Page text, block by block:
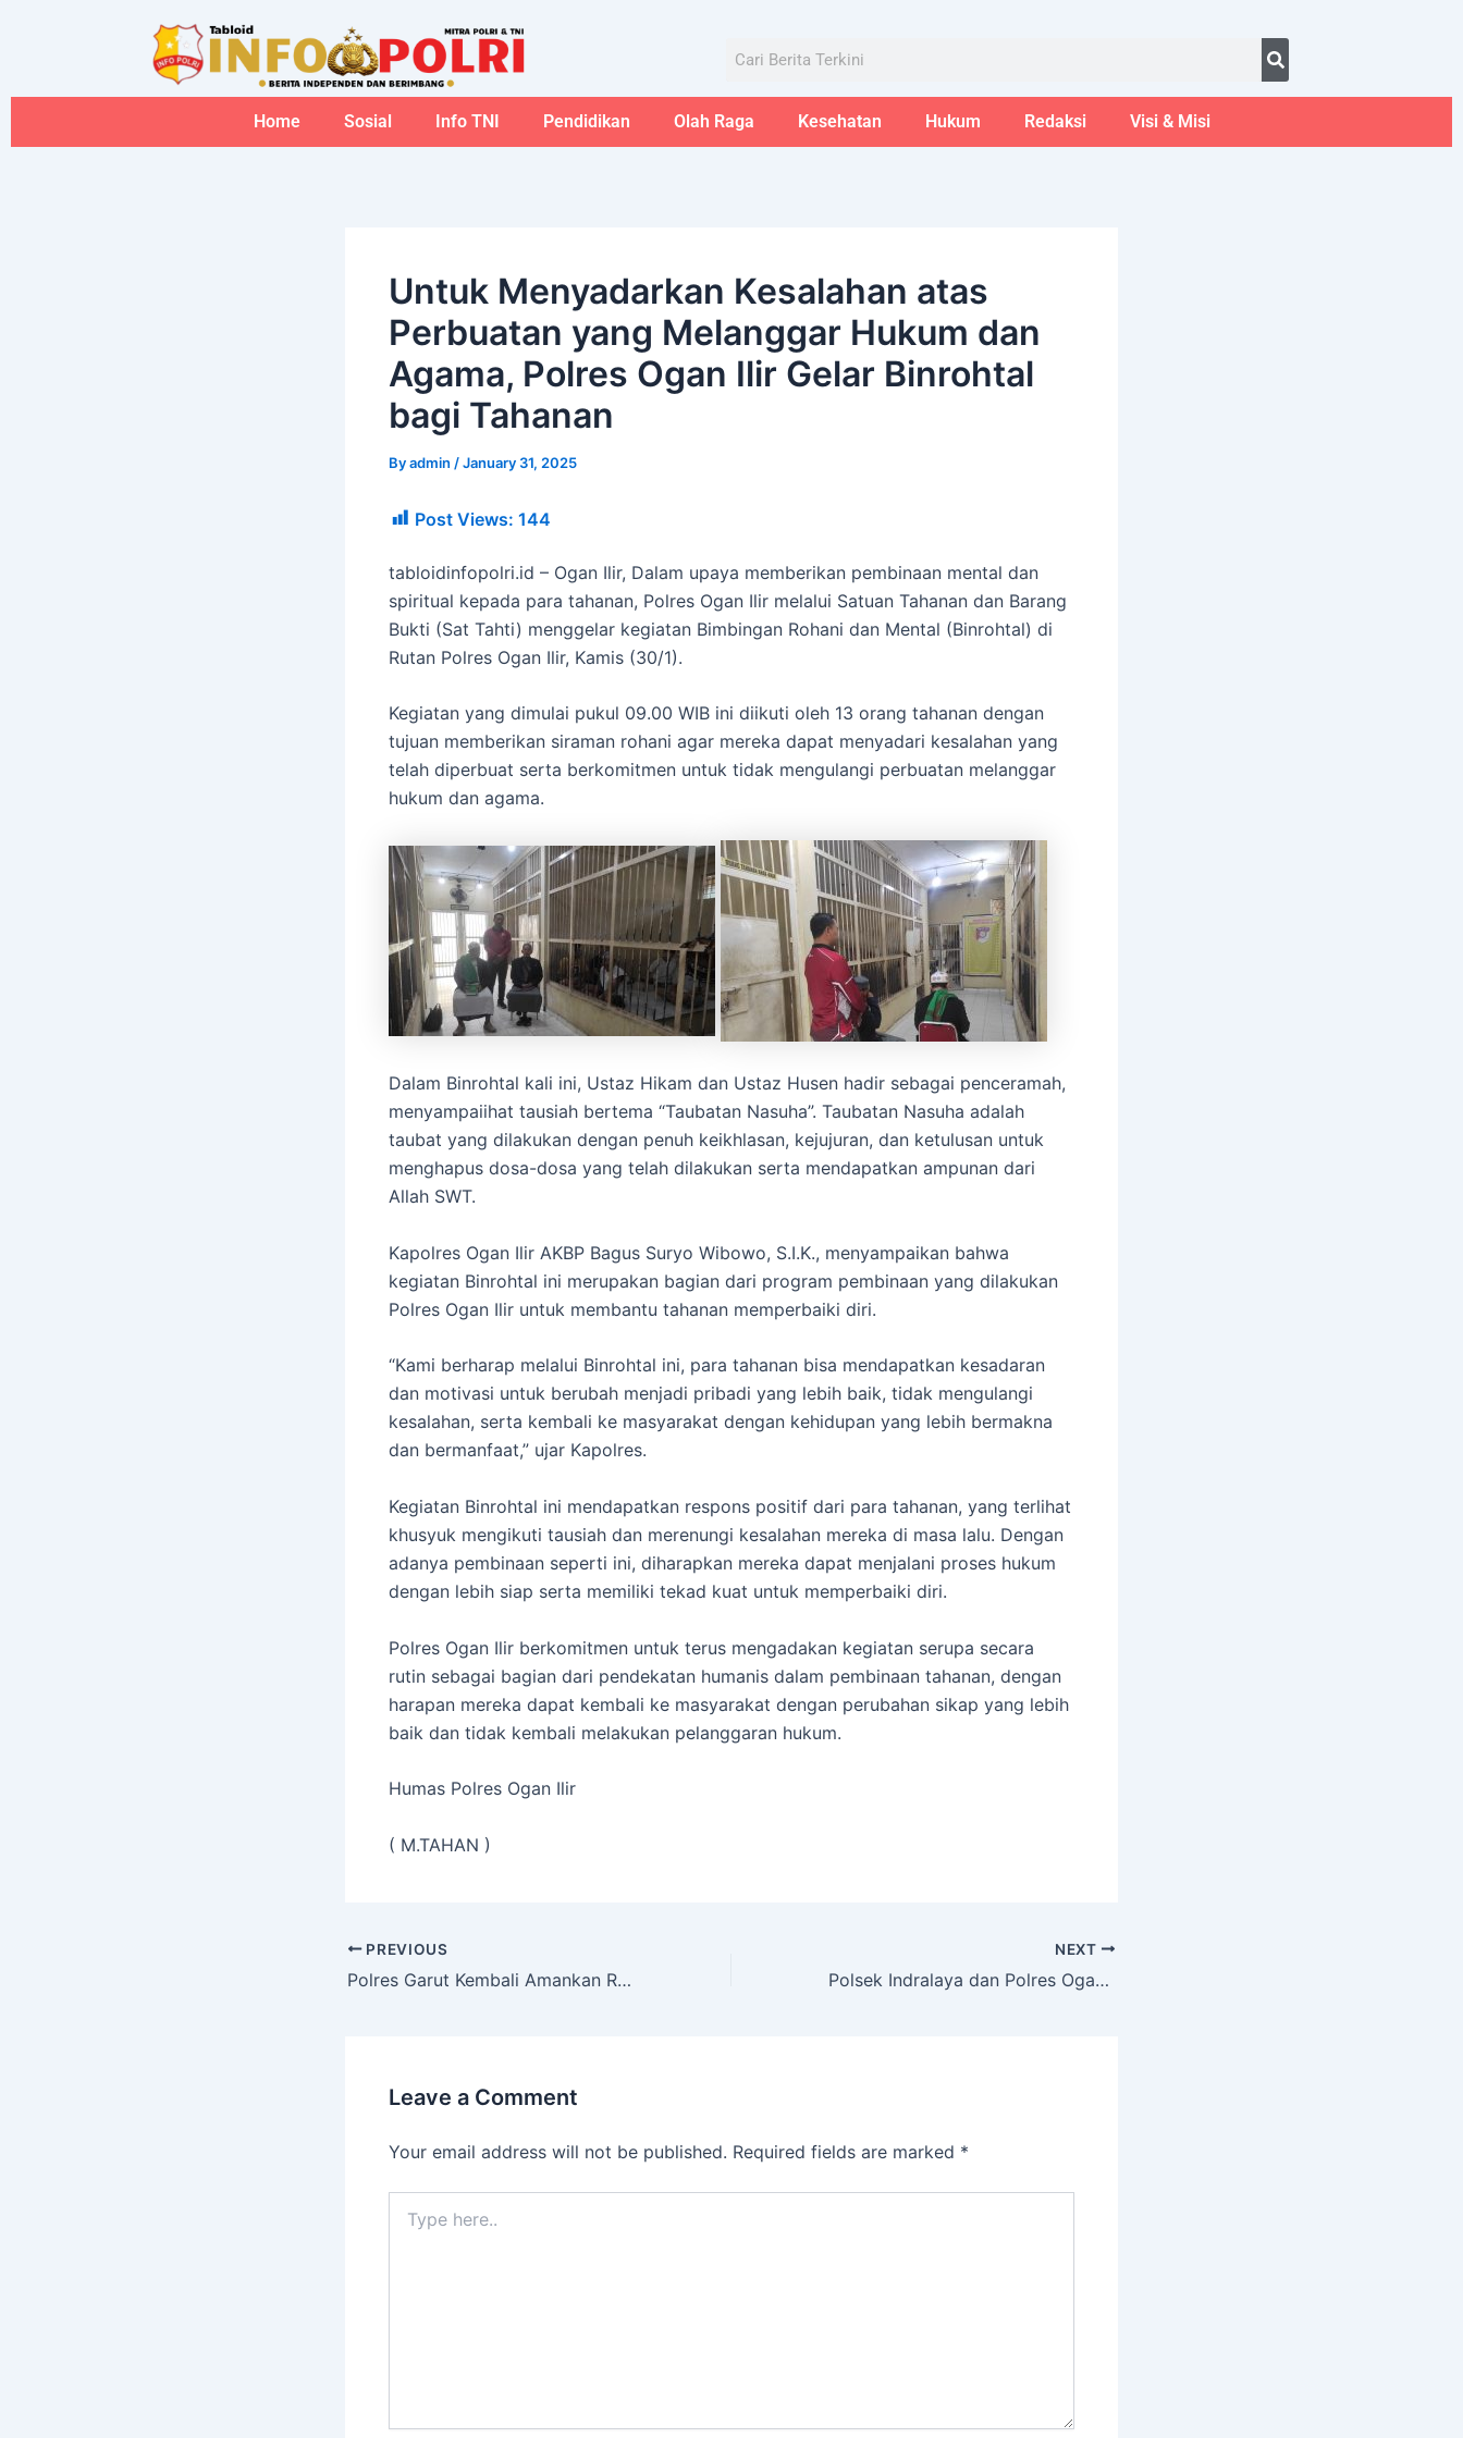
Home Sosial Info TNI Pendidikan Olah Raga Kesehatan Hukum Redaksi Visi & Misi
Untuk Menyadarkan Kesalahan atas
Perbuatan yang Melanggar Hukum dan
Agama, Polres Ogan Ilir Gelar Binrohtal
bagi Tahanan
Byadmin /January 31, 2025
Post Views: 144
tabloidinfopolri.id – Ogan Ilir, Dalam upaya memberikan pembinaan mental dan
spiritual kepada para tahanan, Polres Ogan Ilir melalui Satuan Tahanan dan Barang
Bukti (Sat Tahti) menggelar kegiatan Bimbingan Rohani dan Mental (Binrohtal) di
Rutan Polres Ogan Ilir, Kamis (30/1).
Kegiatan yang dimulai pukul 09.00 WIB ini diikuti oleh 13 orang tahanan dengan
tujuan memberikan siraman rohani agar mereka dapat menyadari kesalahan yang
telah diperbuat serta berkomitmen untuk tidak mengulangi perbuatan melanggar
hukum dan agama.
Dalam Binrohtal kali ini, Ustaz Hikam dan Ustaz Husen hadir sebagai penceramah,
menyampaiihat tausiah bertema “Taubatan Nasuha”. Taubatan Nasuha adalah
taubat yang dilakukan dengan penuh keikhlasan, kejujuran, dan ketulusan untuk
menghapus dosa-dosa yang telah dilakukan serta mendapatkan ampunan dari
Allah SWT.
Kapolres Ogan Ilir AKBP Bagus Suryo Wibowo, S.I.K., menyampaikan bahwa
kegiatan Binrohtal ini merupakan bagian dari program pembinaan yang dilakukan
Polres Ogan Ilir untuk membantu tahanan memperbaiki diri.
“Kami berharap melalui Binrohtal ini, para tahanan bisa mendapatkan kesadaran
dan motivasi untuk berubah menjadi pribadi yang lebih baik, tidak mengulangi
kesalahan, serta kembali ke masyarakat dengan kehidupan yang lebih bermakna
dan bermanfaat,” ujar Kapolres.
Kegiatan Binrohtal ini mendapatkan respons positif dari para tahanan, yang terlihat
khusyuk mengikuti tausiah dan merenungi kesalahan mereka di masa lalu. Dengan
adanya pembinaan seperti ini, diharapkan mereka dapat menjalani proses hukum
dengan lebih siap serta memiliki tekad kuat untuk memperbaiki diri.
Polres Ogan Ilir berkomitmen untuk terus mengadakan kegiatan serupa secara
rutin sebagai bagian dari pendekatan humanis dalam pembinaan tahanan, dengan
harapan mereka dapat kembali ke masyarakat dengan perubahan sikap yang lebih
baik dan tidak kembali melakukan pelanggaran hukum.
Humas Polres Ogan Ilir
( M.TAHAN )
PREVIOUS
Polres Garut Kembali Amankan Ribuan Butir Obat Terlarang
NEXT
Polsek Indralaya dan Polres Ogan Ilir Amankan Kunjungan Kerja Komisi X DPR RI di Kecamatan Indralaya Utara
Leave a Comment
Your email address will not be published. Required fields are marked *
here..